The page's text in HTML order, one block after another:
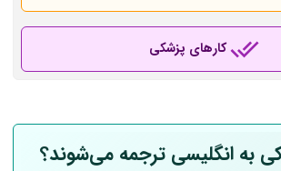
کارهای پزشکی
به انگلیسی ترجمه می‌شوند؟